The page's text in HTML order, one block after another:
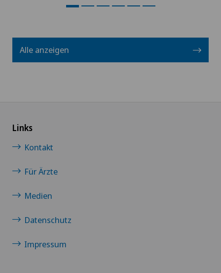
Alle anzeigen
Links
Kontakt
Für Ärzte
Medien
Datenschutz
Impressum